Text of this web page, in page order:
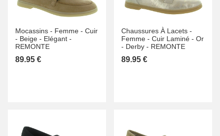
Mocassins - Femme - Cuir
- Beige - Elégant -
REMONTE
89.95 €
Chaussures À Lacets -
Femme - Cuir Laminé - Or
- Derby - REMONTE
89.95 €